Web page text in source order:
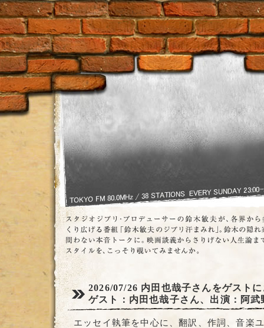
2026/07/26 内田也哉子さんをゲスト
ゲスト：内田也哉子さん、出演：阿武
エッセイ執筆を中心に、翻訳、作詞、音楽